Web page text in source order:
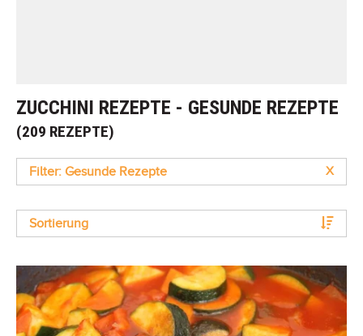
ZUCCHINI REZEPTE - GESUNDE REZEPTE
(209 REZEPTE)
Filter: Gesunde Rezepte X
Sortierung